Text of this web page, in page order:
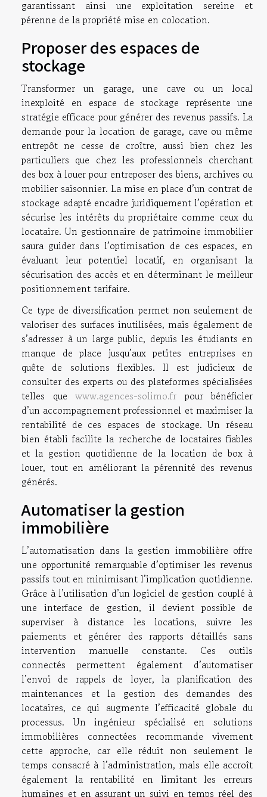
garantissant ainsi une exploitation sereine et
pérenne de la propriété mise en colocation.
Proposer des espaces de
stockage
Transformer un garage, une cave ou un local
inexploité en espace de stockage représente une
stratégie efficace pour générer des revenus passifs. La
demande pour la location de garage, cave ou même
entrepôt ne cesse de croître, aussi bien chez les
particuliers que chez les professionnels cherchant
des box à louer pour entreposer des biens, archives ou
mobilier saisonnier. La mise en place d’un contrat de
stockage adapté encadre juridiquement l’opération et
sécurise les intérêts du propriétaire comme ceux du
locataire. Un gestionnaire de patrimoine immobilier
saura guider dans l’optimisation de ces espaces, en
évaluant leur potentiel locatif, en organisant la
sécurisation des accès et en déterminant le meilleur
positionnement tarifaire.
Ce type de diversification permet non seulement de
valoriser des surfaces inutilisées, mais également de
s’adresser à un large public, depuis les étudiants en
manque de place jusqu’aux petites entreprises en
quête de solutions flexibles. Il est judicieux de
consulter des experts ou des plateformes spécialisées
telles que www.agences-solimo.fr pour bénéficier
d’un accompagnement professionnel et maximiser la
rentabilité de ces espaces de stockage. Un réseau
bien établi facilite la recherche de locataires fiables
et la gestion quotidienne de la location de box à
louer, tout en améliorant la pérennité des revenus
générés.
Automatiser la gestion
immobilière
L’automatisation dans la gestion immobilière offre
une opportunité remarquable d’optimiser les revenus
passifs tout en minimisant l’implication quotidienne.
Grâce à l’utilisation d’un logiciel de gestion couplé à
une interface de gestion, il devient possible de
superviser à distance les locations, suivre les
paiements et générer des rapports détaillés sans
intervention manuelle constante. Ces outils
connectés permettent également d’automatiser
l’envoi de rappels de loyer, la planification des
maintenances et la gestion des demandes des
locataires, ce qui augmente l’efficacité globale du
processus. Un ingénieur spécialisé en solutions
immobilières connectées recommande vivement
cette approche, car elle réduit non seulement le
temps consacré à l’administration, mais elle accroît
également la rentabilité en limitant les erreurs
humaines et en assurant un suivi en temps réel des